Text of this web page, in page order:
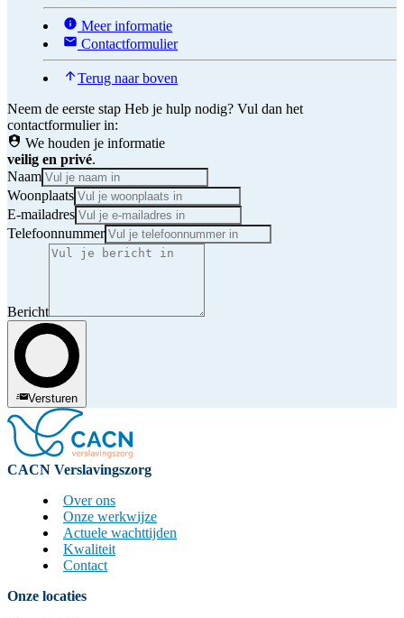
Meer informatie
Contactformulier
Terug naar boven
Neem de eerste stap Heb je hulp nodig? Vul dan het
contactformulier in:
We houden je informatie
veilig en privé.
Naam
Woonplaats
E-mailadres
Telefoonnummer
Bericht
Versturen
CACN Verslavingszorg
Over ons
Onze werkwijze
Actuele wachttijden
Kwaliteit
Contact
Onze locaties